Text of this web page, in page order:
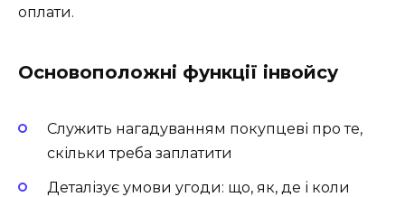
оплати.
Основоположні функції інвойсу
Служить нагадуванням покупцеві про те,
скільки треба заплатити
Деталізує умови угоди: що, як, де і коли